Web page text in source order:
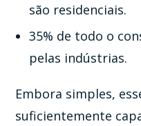
são residenciais.
35% de todo o
pelas indústrias.
Embora simples,
suficientemente